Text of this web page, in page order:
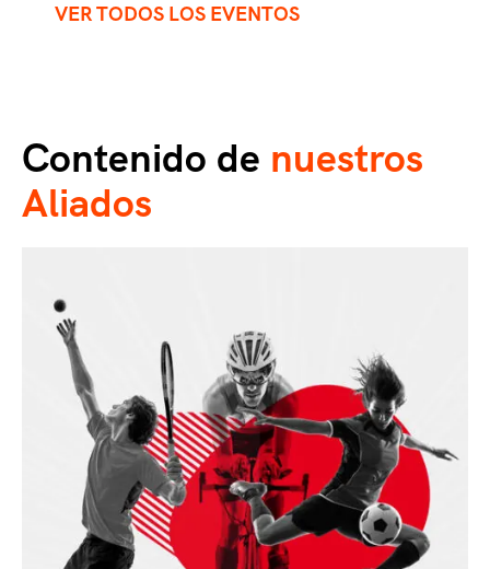
Galaxias desde El Salvador
10 AGO · 6:30 PM
Broadway Nights: New Classics
10 AGO · 7:30 PM
VER TODOS LOS EVENTOS
Contenido de nuestros
Aliados